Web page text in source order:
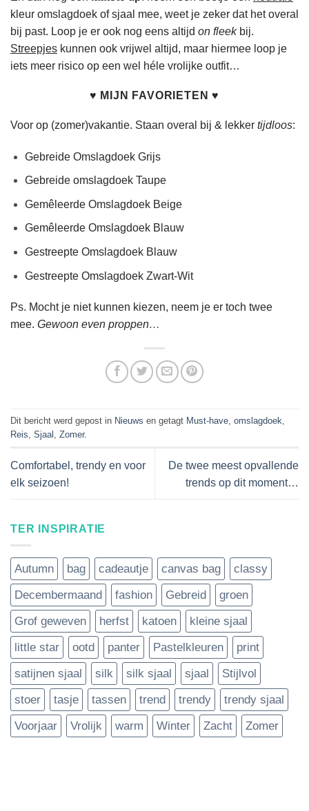
kleur omslagdoek of sjaal mee, weet je zeker dat het overal
bij past. Loop je er ook nog eens altijd on fleekbij.
Streepjes kunnen ook vrijwel altijd, maar hiermee loop je
iets meer risico op een wel héle vrolijke outfit…
♥ MIJN FAVORIETEN ♥
Voor op (zomer)vakantie. Staan overal bij & lekker tijdloos:
Gebreide Omslagdoek Grijs
Gebreide omslagdoek Taupe
Gemêleerde Omslagdoek Beige
Gemêleerde Omslagdoek Blauw
Gestreepte Omslagdoek Blauw
Gestreepte Omslagdoek Zwart-Wit
Ps. Mocht je niet kunnen kiezen, neem je er toch twee
mee. Gewoon even proppen…
Dit bericht werd gepost in Nieuws en getagt Must-have omslagdoek
Reis Sjaal Zomer.
Comfortabel, trendy en voor
elk seizoen!
De twee meest opvallende
trends op dit moment…
TER INSPIRATIE
Autumn bag cadeautje canvas bag
classy
Decembermaand
fashion Gebreid
groen
Grof geweven
herfst katoen
kleine sjaal
little star
ootd panter Pastelkleuren
print
satijnen sjaal
silk silk sjaal sjaal
Stijlvol
stoer
tasje tassen trend trendy
trendy sjaal
Voorjaar
Vrolijk warm Winter Zacht Zomer